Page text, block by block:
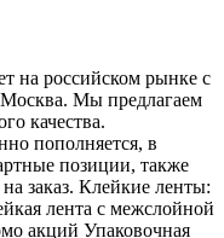
на российском рынке с
Москва. Мы предлагаем
качества.
пополняется, в
позиции, также
заказ. Клейкие ленты:
лента с межслойной
акций Упаковочная